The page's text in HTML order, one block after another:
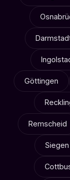
Göttingen
Remscheid
Siegen